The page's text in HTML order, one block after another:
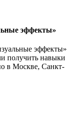
эффекты»
эффекты»
получить навыки
в Москве, Санкт-